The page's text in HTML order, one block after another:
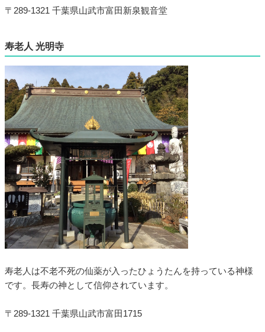
〒289-1321 千葉県山武市富田新泉観音堂
寿老人 光明寺
寿老人は不老不死の仙薬が入ったひょうたんを持っている神様
です。長寿の神として信仰されています。
〒289-1321 千葉県山武市富田1715